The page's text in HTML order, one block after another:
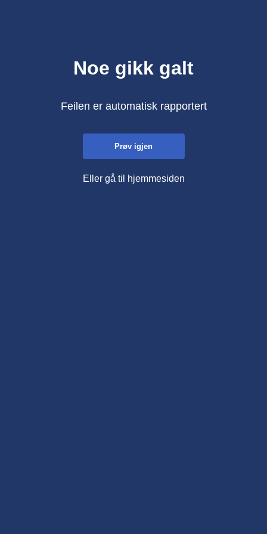
Noe gikk galt
Feilen er automatisk rapportert
Prøv igjen
Eller gå til hjemmesiden